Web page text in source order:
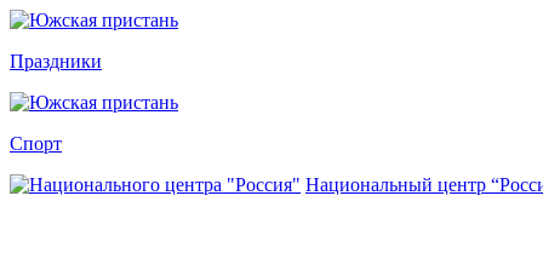
Праздники
Спорт
Национальный центр